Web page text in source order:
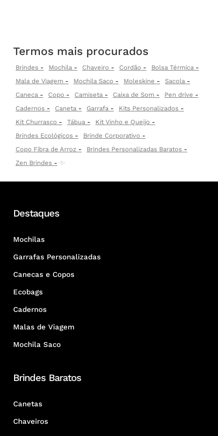
Termos mais procurados
Brindes Mochila Chaveiro Cordão
Bolsa Térmica
Mala de Viagem
Mochila Saco Moleskine
Sacola
Caneca
Copo Camiseta Caixa de Som
Pen drive
Cadernos
Caneta Garrafa
Kits Personalizados
Kit Churrasco
Tábua
Kit Vinho e Queijo
Brindes Ecológicos
Brinde Corporativo
Copo Fibra de Arroz
Brindes Personalizadas Baratos
Zen Brindes
✨
Destaques
Mochilas
Garrafas Personalizadas
Canecas e Copos
Ecobags
Cadernos
Malas de Viagem
Mochila Saco
Brindes Baratos
Canetas
Chaveiros